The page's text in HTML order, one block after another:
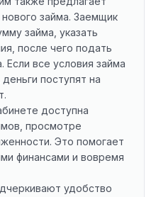
займа. Заемщик
займа, указать
после чего подать
Если все условия займа
поступят на
доступна
просмотре
Это помогает
финансами и вовремя
удобство